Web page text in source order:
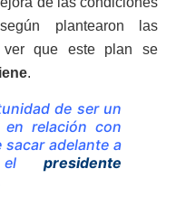
plantearon las
ver que este plan se
.
de ser un
relación con
adelante a
el presidente